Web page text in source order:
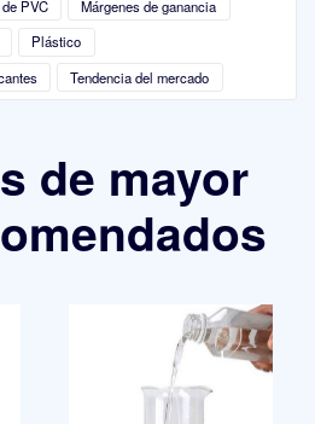
PVC
Márgenes de ganancia
Plástico
Tendencia del mercado
de mayor